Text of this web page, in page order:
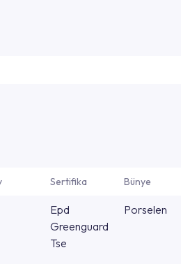
Sertifika Bünye
Epd
Greenguard
Tse
Porselen